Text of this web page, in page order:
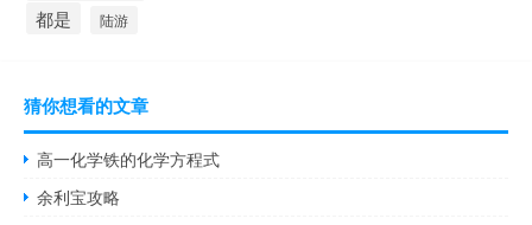
都是 陆游
猜你想看的文章
高一化学铁的化学方程式
余利宝攻略